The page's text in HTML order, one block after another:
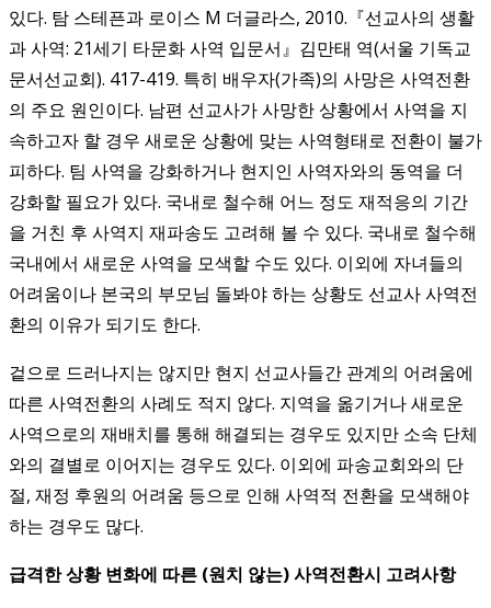
있다. 탐 스테픈과 로이스 M 더글라스, 2010.『선교사의 생활
과 사역: 21세기 타문화 사역 입문서』김만태 역(서울 기독교
문서선교회). 417-419. 특히 배우자(가족)의 사망은 사역전환
의 주요 원인이다. 남편 선교사가 사망한 상황에서 사역을 지
속하고자 할 경우 새로운 상황에 맞는 사역형태로 전환이 불가
피하다. 팀 사역을 강화하거나 현지인 사역자와의 동역을 더
강화할 필요가 있다. 국내로 철수해 어느 정도 재적응의 기간
을 거친 후 사역지 재파송도 고려해 볼 수 있다. 국내로 철수해
국내에서 새로운 사역을 모색할 수도 있다. 이외에 자녀들의
어려움이나 본국의 부모님 돌봐야 하는 상황도 선교사 사역전
환의 이유가 되기도 한다.
겉으로 드러나지는 않지만 현지 선교사들간 관계의 어려움에
따른 사역전환의 사례도 적지 않다. 지역을 옮기거나 새로운
사역으로의 재배치를 통해 해결되는 경우도 있지만 소속 단체
와의 결별로 이어지는 경우도 있다. 이외에 파송교회와의 단
절, 재정 후원의 어려움 등으로 인해 사역적 전환을 모색해야
하는 경우도 많다.
급격한 상황 변화에 따른 (원치 않는) 사역전환시 고려사항